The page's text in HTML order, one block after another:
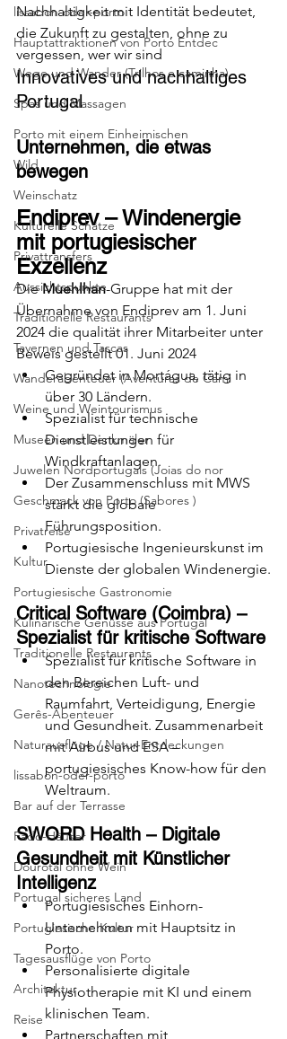
lissabon-oder-porto
Hauptattraktionen von Porto Entdec
Wege und Wander (Trilhos e caminha)
Spas und Massagen
Porto mit einem Einheimischen
Wild
Weinschatz
Kulturelle Schätze
Privattransfers
Aussichtspunkte
Traditionelle Restaurants
Tavernen und Tascas
Wanderabenteuer (Aventuras de Cami
Weine und Weintourismus
Museen und Denkmäler
Juwelen Nordportugals (Joias do nor
Geschmack von Porto (Sabores )
Privatreise
Kultur
Portugiesische Gastronomie
Kulinarische Genüsse aus Portugal
Traditionelle Restaurants
Nanotechnologie
Gerês-Abenteuer
Naturausflüge / Natur-Entdeckungen
lissabon-oder-porto
Bar auf der Terrasse
Fado-Häuser
Dourotal ohne Wein
Portugal sicheres Land
Portugiesische Kultur
Tagesausflüge von Porto
Architektur
Reise
Nachhaltigkeit mit Identität bedeutet,
die Zukunft zu gestalten, ohne zu
vergessen, wer wir sind
Innovatives und nachhaltiges
Portugal
Unternehmen, die etwas
bewegen
Endiprev – Windenergie
mit portugiesischer
Exzellenz
Die Muehlhan-Gruppe hat mit der
Übernahme von Endiprev am 1. Juni
2024 die qualität ihrer Mitarbeiter unter
Beweis gestellt 01. Juni 2024
Gegründet in Mortágua, tätig in
über 30 Ländern.
Spezialist für technische
Dienstleistungen für
Windkraftanlagen.
Der Zusammenschluss mit MWS
stärkt die globale
Führungsposition.
Portugiesische Ingenieurskunst im
Dienste der globalen Windenergie.
Critical Software (Coimbra) –
Spezialist für kritische Software
Spezialist für kritische Software in
den Bereichen Luft- und
Raumfahrt, Verteidigung, Energie
und Gesundheit. Zusammenarbeit
mit Airbus und ESA –
portugiesisches Know-how für den
Weltraum.
SWORD Health – Digitale
Gesundheit mit Künstlicher
Intelligenz
Portugiesisches Einhorn-
Unternehmen mit Hauptsitz in
Porto.
Personalisierte digitale
Physiotherapie mit KI und einem
klinischen Team.
Partnerschaften mit